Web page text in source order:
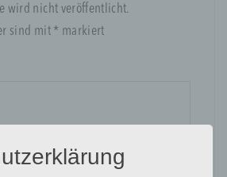
wird nicht veröffentlicht.
sind mit * markiert